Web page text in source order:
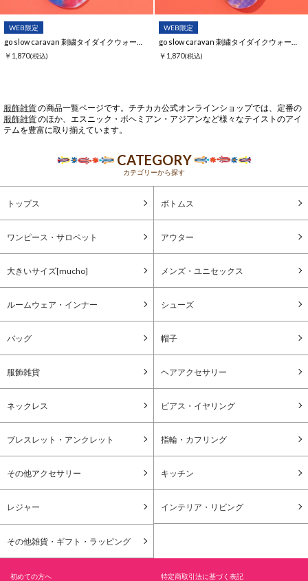
WEB限定
￥1,870(税込)
WEB限定
￥1,870(税込)
服飾雑貨の商品一覧ページです。チチカカ公式オンラインショップでは、定番の
服飾雑貨のほか、エスニック・ボヘミアン・アジアンなど様々なテイストのアイ
テムを豊富に取り揃えています。
CATEGORY
カテゴリーから探す
トップス ボトムス
ワンピース・サロペット アウター
大きいサイズ[mucho] メンズ・ユニセックス
ルームウェア・インナー シューズ
バッグ 帽子
服飾雑貨 ヘアアクセサリー
ネックレス ピアス・イヤリング
ブレスレット・アンクレット 指輪・カフリング
その他アクセサリー キッチン
レジャー インテリア・リビング
その他雑貨・ギフト・ラッピング
初めての方へ 特定商取引法に基づく表記